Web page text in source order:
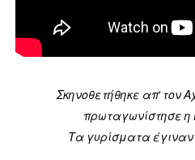
Σκηνοθετήθηκε απ' τον
πρωταγωνίστησε η
Τα γυρίσματα